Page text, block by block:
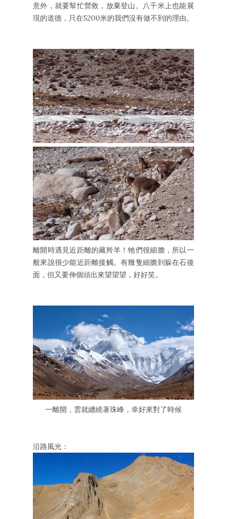
意外，就要幫忙營救，放棄登山。八千米上也能展
現的道德，只在5200米的我們沒有做不到的理由。
離開時遇見近距離的藏羚羊！牠們很細膽，所以一
般來說很少能近距離接觸。有幾隻細膽到躲在石後
面，但又要伸個頭出來望望望，好好笑。
一離開，雲就纏繞著珠峰，幸好來對了時候
沿路風光：